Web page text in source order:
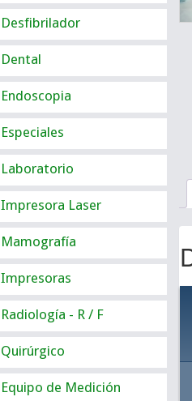
Desfibrilador
Dental
Endoscopia
Especiales
Laboratorio
Impresora Laser
Mamografía
Impresoras
Radiología - R / F
Quirúrgico
Equipo de Medición